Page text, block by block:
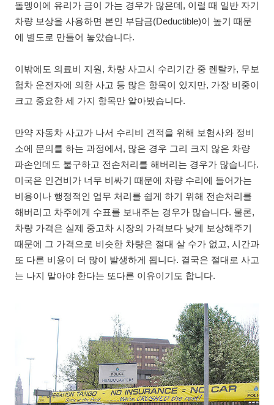
돌멩이에 유리가 금이 가는 경우가 많은데, 이럴 때 일반 자기
차량 보상을 사용하면 본인 부담금(Deductible)이 높기 때문
에 별도로 만들어 놓았습니다.
이밖에도 의료비 지원, 차량 사고시 수리기간 중 렌탈카, 무보
험차 운전자에 의한 사고 등 많은 항목이 있지만, 가장 비중이
크고 중요한 세 가지 항목만 알아봤습니다.
만약 자동차 사고가 나서 수리비 견적을 위해 보험사와 정비
소에 문의를 하는 과정에서, 많은 경우 그리 크지 않은 차량
파손인데도 불구하고 전손처리를 해버리는 경우가 많습니다.
미국은 인건비가 너무 비싸기 때문에 차량 수리에 들어가는
비용이나 행정적인 업무 처리를 쉽게 하기 위해 전손처리를
해버리고 차주에게 수표를 보내주는 경우가 많습니다. 물론,
차량 가격은 실제 중고차 시장의 가격보다 낮게 보상해주기
때문에 그 가격으로 비슷한 차량은 절대 살 수가 없고, 시간과
또 다른 비용이 더 많이 발생하게 됩니다. 결국은 절대로 사고
는 나지 말아야 한다는 또다른 이유이기도 합니다.